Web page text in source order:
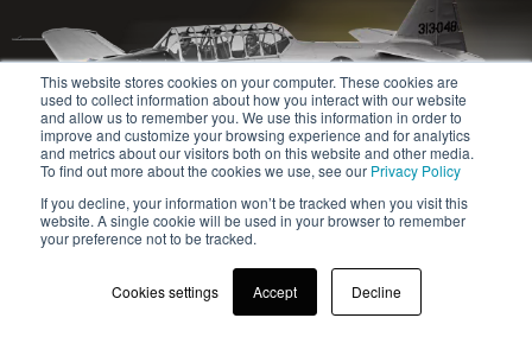
This website stores cookies on your computer. These cookies are
used to collect information about how you interact with our website
and allow us to remember you. We use this information in order to
improve and customize your browsing experience and for analytics
and metrics about our visitors both on this website and other media.
To find out more about the cookies we use, see our Privacy Policy
If you decline, your information won’t be tracked when you visit this
website. A single cookie will be used in your browser to remember
your preference not to be tracked.
Cookies settings Accept Decline
© 2020-2024 Safety Jogger All rights reserved
Site map
سياسة الخصوصية